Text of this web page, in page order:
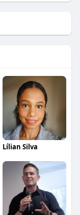
Lílian Silva